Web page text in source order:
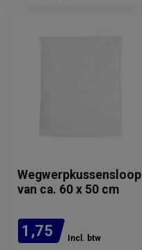
Wegwerpkussensloop
van ca. 60 x 50 cm
1,75 Incl. btw